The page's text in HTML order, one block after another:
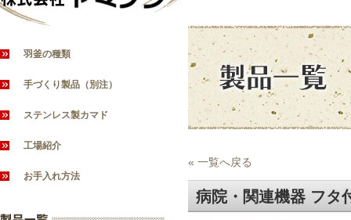
羽釜の種類
手づくり製品（別注）
ステンレス製カマド
工場紹介
お手入れ方法
« 一覧へ戻る
病院・関連機器 フタ